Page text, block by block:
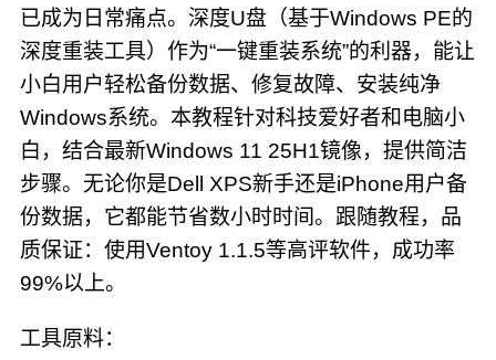
已成为日常痛点。深度U盘（基于Windows PE的
深度重装工具）作为“一键重装系统”的利器，能让
小白用户轻松备份数据、修复故障、安装纯净
Windows系统。本教程针对科技爱好者和电脑小
白，结合最新Windows 11 25H1镜像，提供简洁
步骤。无论你是Dell XPS新手还是iPhone用户备
份数据，它都能节省数小时时间。跟随教程，品
质保证：使用Ventoy 1.1.5等高评软件，成功率
99%以上。
工具原料：